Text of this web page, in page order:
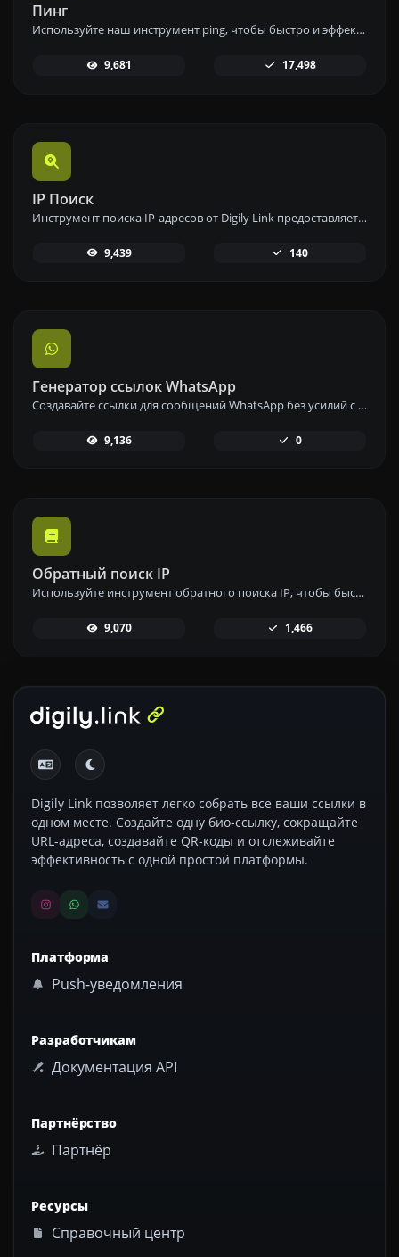
Пинг
Используйте наш инструмент ping, чтобы быстро и эффективно проверить статус и время отклика любого веб-сайта, сервера или порта.
9,681 17,498
IP Поиск
Инструмент поиска IP-адресов от Digily Link предоставляет подробную информацию о любом IP-адресе. Используйте этот бесплатный онлайн-сервис, чтобы получить полные данные об IP.
9,439 140
Генератор ссылок WhatsApp
Создавайте ссылки для сообщений WhatsApp без усилий с помощью нашего инструмента генерации ссылок WhatsApp для мгновенной связи.
9,136 0
Обратный поиск IP
Используйте инструмент обратного поиска IP, чтобы быстро и легко найти домен или хост, связанный с любым IP-адресом.
9,070 1,466
Digily Link позволяет легко собрать все ваши ссылки в
одном месте. Создайте одну био-ссылку, сокращайте
URL-адреса, создавайте QR-коды и отслеживайте
эффективность с одной простой платформы.
Платформа
Push-уведомления
Разработчикам
Документация API
Партнёрство
Партнёр
Ресурсы
Справочный центр